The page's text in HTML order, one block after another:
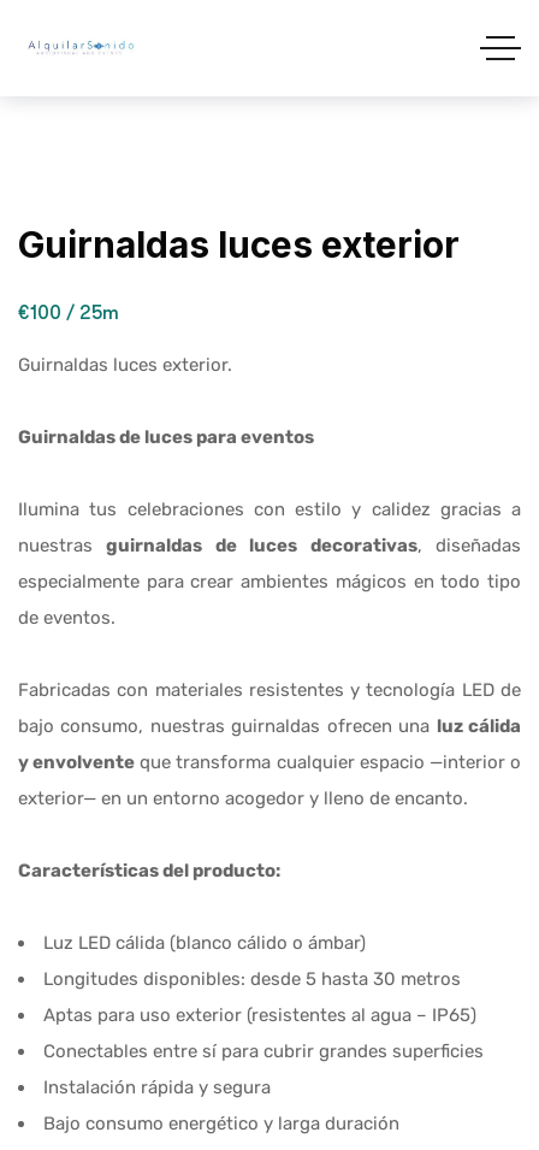
Guirnaldas luces exterior
€100 / 25m
Guirnaldas luces exterior.
Guirnaldas de luces para eventos
Ilumina tus celebraciones con estilo y calidez gracias a
nuestrasguirnaldas de luces decorativas, diseñadas
especialmente para crear ambientes mágicos en todo tipo
de eventos.
Fabricadas con materiales resistentes y tecnología LED de
bajo consumo, nuestras guirnaldas ofrecen una luz cálida
y envolvente que transforma cualquier espacio —interior o
exterior— en un entorno acogedor y lleno de encanto.
Características del producto:
Luz LED cálida (blanco cálido o ámbar)
Longitudes disponibles: desde 5 hasta 30 metros
Aptas para uso exterior (resistentes al agua – IP65)
Conectables entre sí para cubrir grandes superficies
Instalación rápida y segura
Bajo consumo energético y larga duración